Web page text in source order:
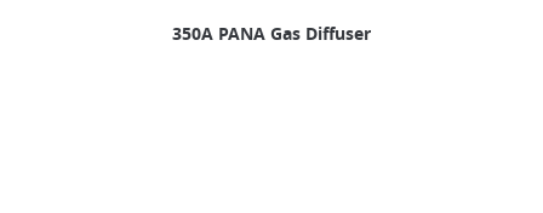
350A PANA Gas Diffuser